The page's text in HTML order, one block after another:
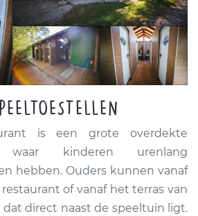
is een grote overdekte
waar kinderen urenlang
hebben. Ouders kunnen vanaf
of vanaf het terras van
direct naast de speeltuin ligt.